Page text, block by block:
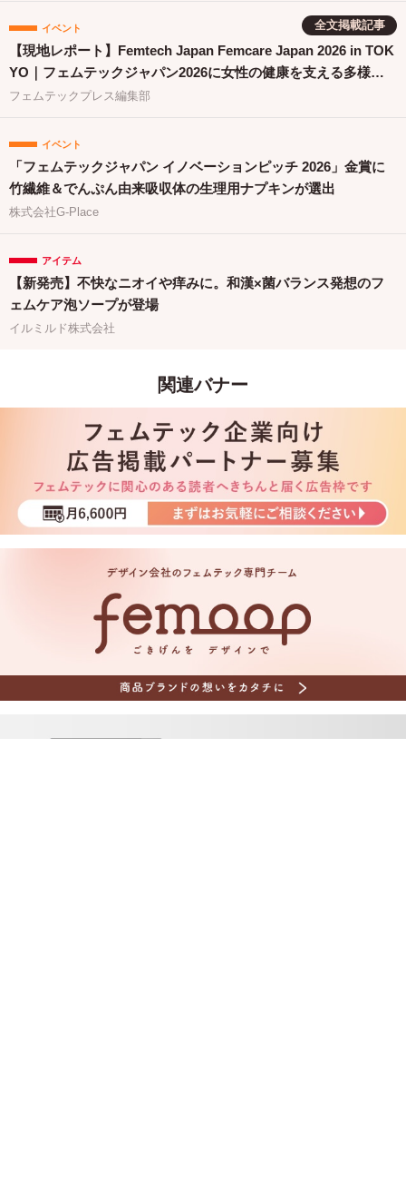
全文掲載記事
イベント
【現地レポート】Femtech Japan Femcare Japan 2026 in TOK
YO｜フェムテックジャパン2026に女性の健康を支える多様な
取り組みが集結
フェムテックプレス編集部
イベント
「フェムテックジャパン イノベーションピッチ 2026」金賞に
竹繊維＆でんぷん由来吸収体の生理用ナプキンが選出
株式会社G-Place
アイテム
【新発売】不快なニオイや痒みに。和漢×菌バランス発想のフ
ェムケア泡ソープが登場
イルミルド株式会社
関連バナー